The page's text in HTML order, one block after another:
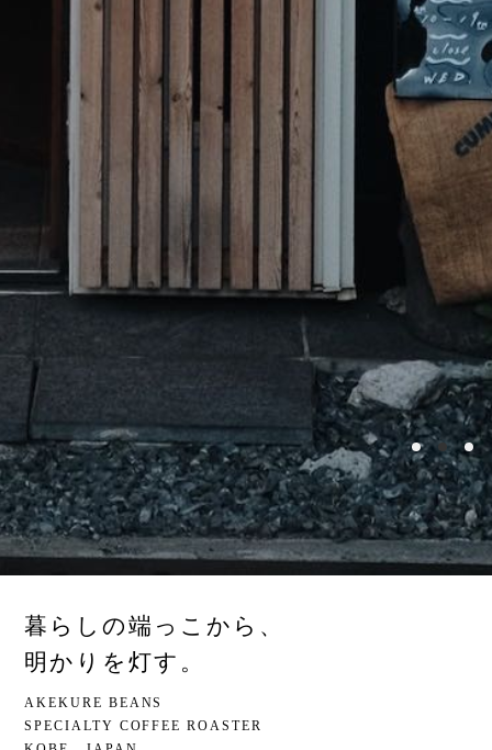
暮らしの端っこから、
明かりを灯す。
AKEKURE BEANS
SPECIALTY COFFEE ROASTER